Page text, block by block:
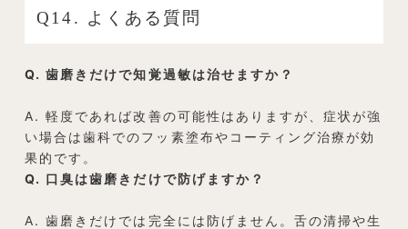
Q14. よくある質問
Q. 歯磨きだけで知覚過敏は治せますか？
A. 軽度であれば改善の可能性はありますが、症状が強
い場合は歯科でのフッ素塗布やコーティング治療が効
果的です。
Q. 口臭は歯磨きだけで防げますか？
A. 歯磨きだけでは完全には防げません。舌の清掃や生